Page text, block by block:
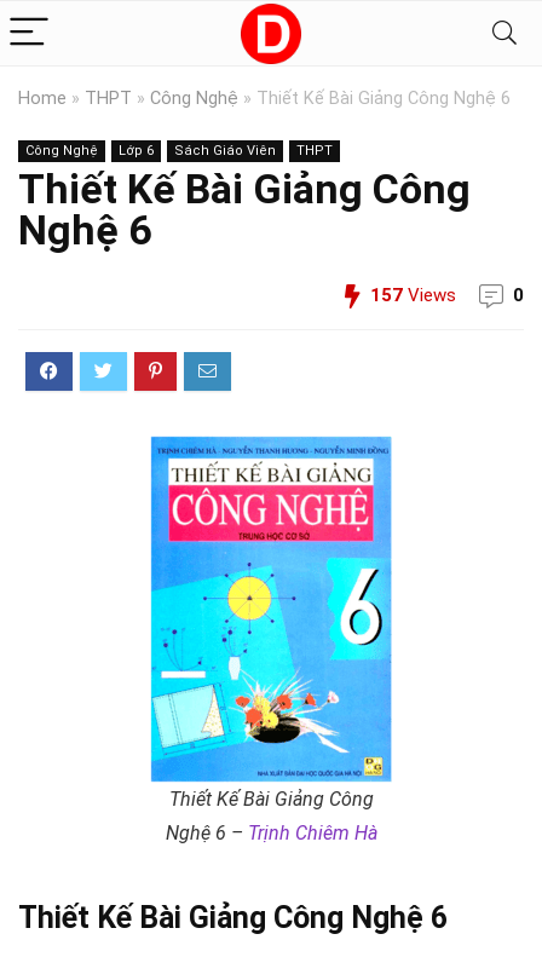
Home » THPT » Công Nghệ » Thiết Kế Bài Giảng Công Nghệ 6
Công Nghệ Lớp 6 Sách Giáo Viên THPT
Thiết Kế Bài Giảng Công
Nghệ 6
157 Views 0
Thiết Kế Bài Giảng Công
Nghệ 6 – Trịnh Chiêm Hà
Thiết Kế Bài Giảng Công Nghệ 6